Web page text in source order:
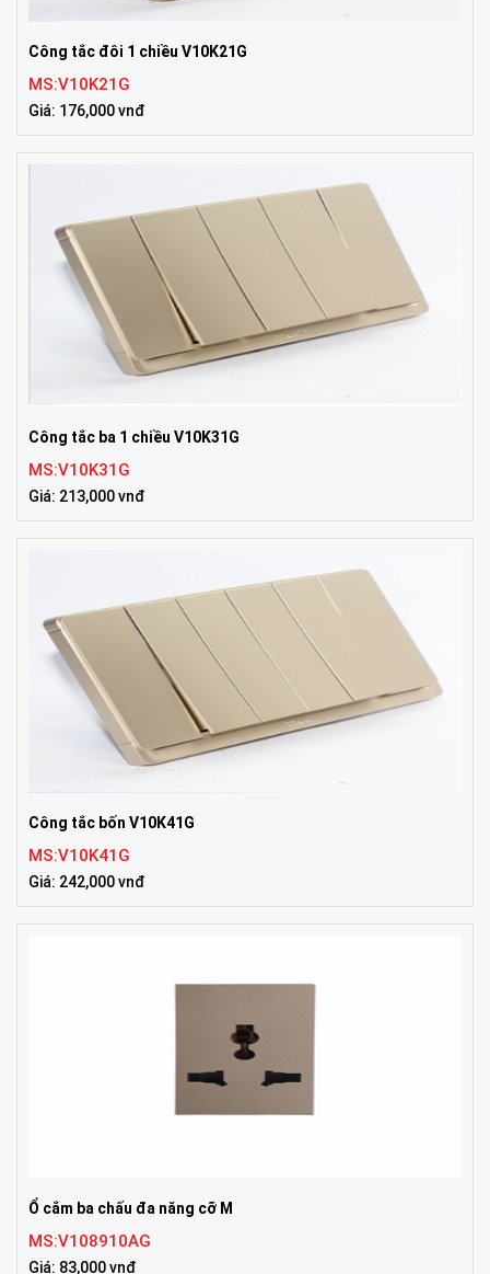
Công tắc đôi 1 chiều V10K21G
MS:V10K21G
Giá: 176,000 vnđ
Công tắc ba 1 chiều V10K31G
MS:V10K31G
Giá: 213,000 vnđ
Công tắc bốn V10K41G
MS:V10K41G
Giá: 242,000 vnđ
Ổ cắm ba chấu đa năng cỡ M
MS:V108910AG
Giá: 83,000 vnđ